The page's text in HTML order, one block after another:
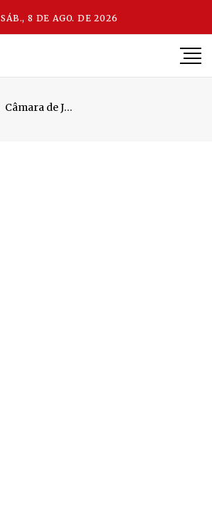
SÁB., 8 DE AGO. DE 2026
Câmara de Jaraguá do Sul entrega Prêmio Destaque Desportivo 2026